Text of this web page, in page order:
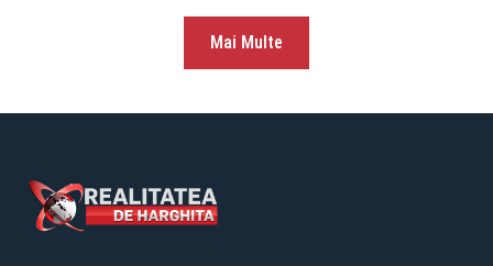
Mai Multe